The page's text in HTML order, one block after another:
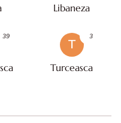
Libaneza
39
T
Turceasca
3